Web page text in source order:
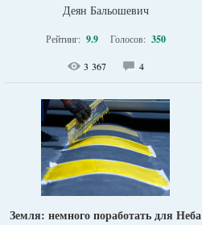
Деян Бальошевич
Рейтинг: 9.9 Голосов: 350
3 367 4
Земля: немного поработать для Неба